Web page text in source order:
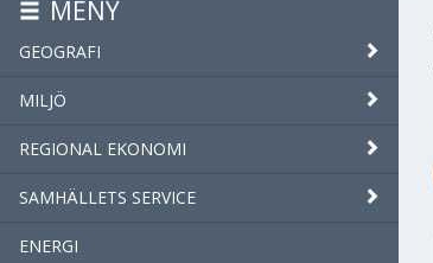
MENY
GEOGRAFI
MILJÖ
REGIONAL EKONOMI
SAMHÄLLETS SERVICE
ENERGI